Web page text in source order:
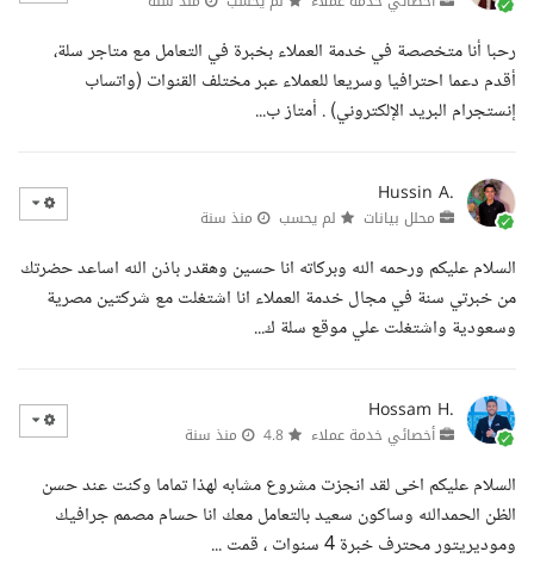
رحبا أنا متخصصة في خدمة العملاء بخبرة في التعامل مع متاجر سلة،
أقدم دعما احترافيا وسريعا للعملاء عبر مختلف القنوات (واتساب
إنستجرام البريد الإلكتروني) . أمتاز ب...
Hussin A.
محلل بيانات لم يحسب منذ سنة
السلام عليكم ورحمه الله وبركاته انا حسين وهقدر باذن الله اساعد حضرتك
من خبرتي سنة في مجال خدمة العملاء انا اشتغلت مع شركتين مصرية
وسعودية واشتغلت علي موقع سلة ك...
Hossam H.
أخصائي خدمة عملاء منذ سنة
السلام عليكم اخى لقد انجزت مشروع مشابه لهذا تماما وكنت عند حسن
الظن الحمدالله وساكون سعيد بالتعامل معك انا حسام مصمم جرافيك
وموديريتور محترف خبرة 4 سنوات ، قمت ...